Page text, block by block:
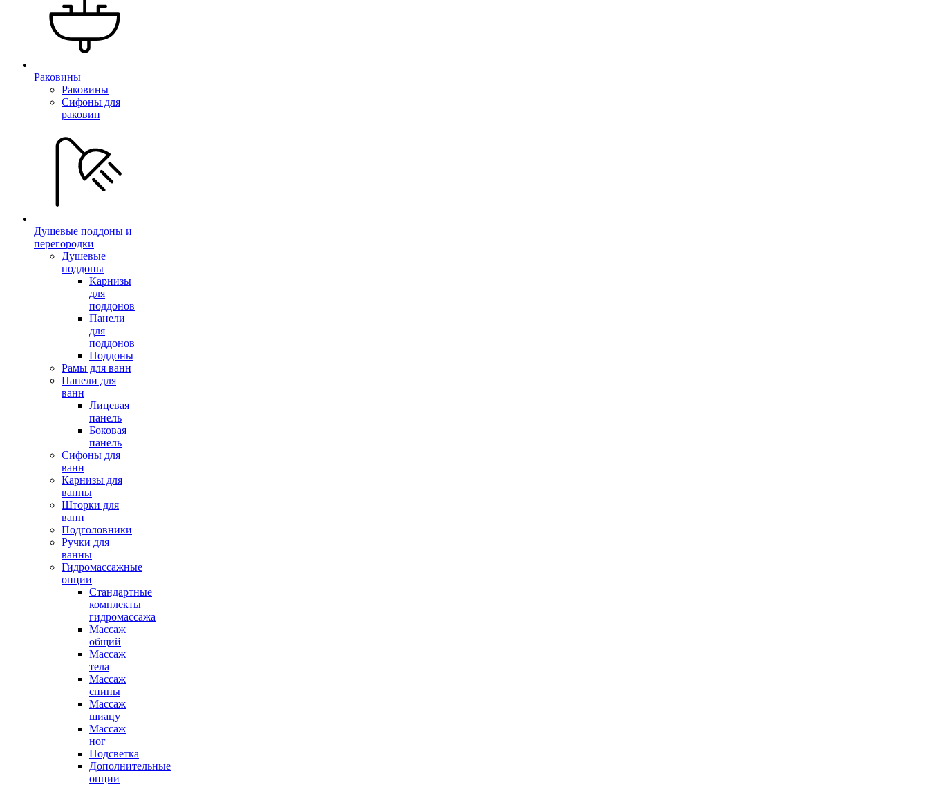
Раковины
Раковины
Сифоны для
раковин
Душевые поддоны и
перегородки
Душевые
поддоны
Карнизы
для
поддонов
Панели
для
поддонов
Поддоны
Рамы для ванн
Панели для
ванн
Лицевая
панель
Боковая
панель
Сифоны для
ванн
Карнизы для
ванны
Шторки для
ванн
Подголовники
Ручки для
ванны
Гидромассажные
опции
Стандартные
комплекты
гидромассажа
Массаж
общий
Массаж
тела
Массаж
спины
Массаж
шиацу
Массаж
ног
Подсветка
Дополнительные
опции